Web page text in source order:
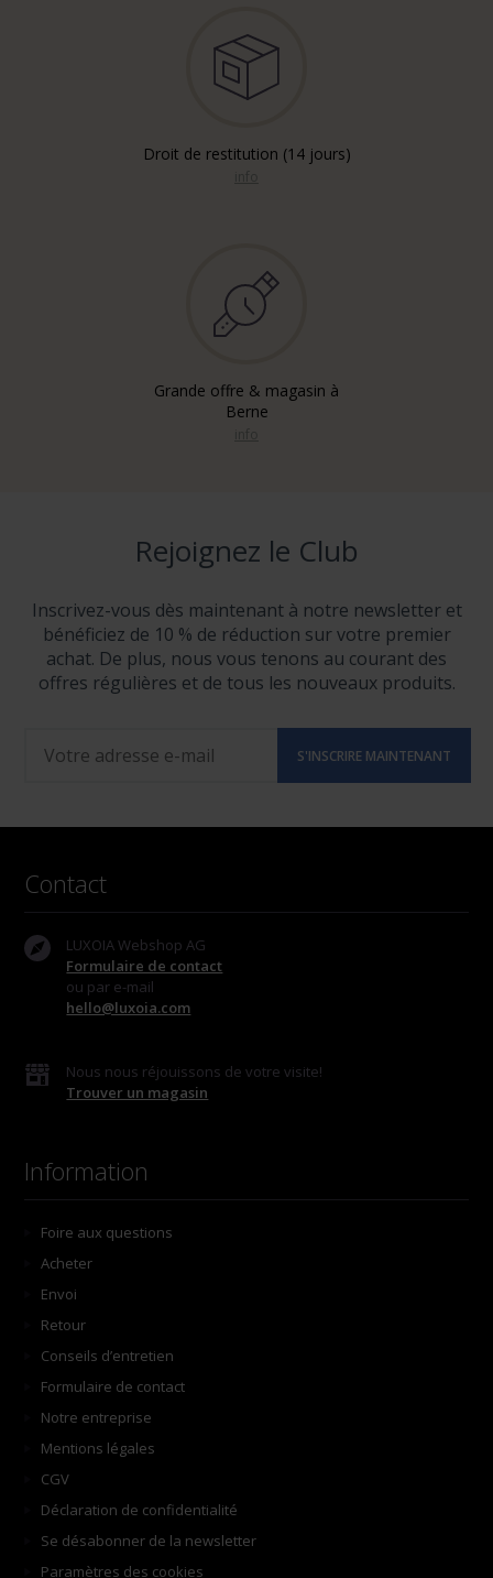
Droit de restitution (14 jours)
Grande offre & magasin à
Berne
Rejoignez le Club
Inscrivez-vous dès maintenant à notre newsletter et
bénéficiez de 10 % de réduction sur votre premier
achat. De plus, nous vous tenons au courant des
offres régulières et de tous les nouveaux produits.
Contact
LUXOIA Webshop AG
Formulaire de contact
ou par e-mail
hello@luxoia.com
Nous nous réjouissons de votre visite!
Trouver un magasin
Information
Foire aux questions
Acheter
Envoi
Retour
Conseils d’entretien
Formulaire de contact
Notre entreprise
Mentions légales
CGV
Déclaration de confidentialité
Se désabonner de la newsletter
Paramètres des cookies